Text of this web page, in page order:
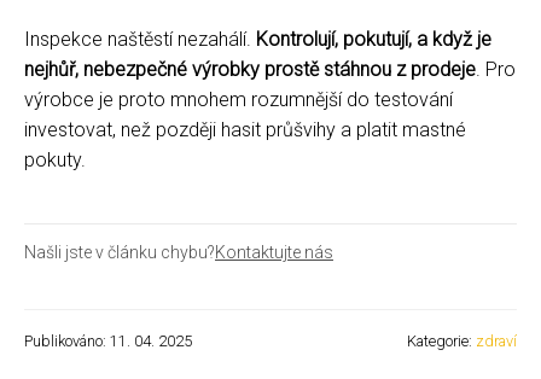
Inspekce naštěstí nezahálí. Kontrolují, pokutují, a když je
nejhůř, nebezpečné výrobky prostě stáhnou z prodeje. Pro
výrobce je proto mnohem rozumnější do testování
investovat, než později hasit průšvihy a platit mastné
pokuty.
Našli jste v článku chybu?Kontaktujte nás
Publikováno: 11. 04. 2025 Kategorie: zdraví